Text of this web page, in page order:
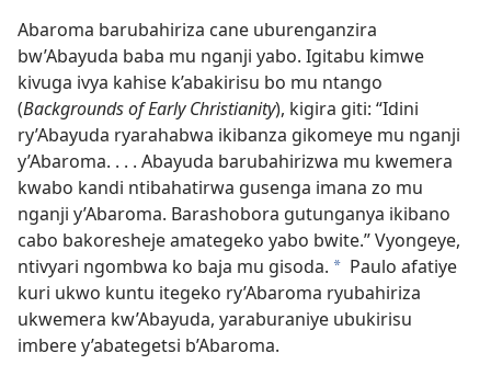
Abaroma barubahiriza cane uburenganzira
bw’Abayuda baba mu nganji yabo. Igitabu kimwe
kivuga ivya kahise k’abakirisu bo mu ntango
(Backgrounds of Early Christianity), kigira giti: “Idini
ry’Abayuda ryarahabwa ikibanza gikomeye mu nganji
y’Abaroma. . . . Abayuda barubahirizwa mu kwemera
kwabo kandi ntibahatirwa gusenga imana zo mu
nganji y’Abaroma. Barashobora gutunganya ikibano
cabo bakoresheje amategeko yabo bwite.” Vyongeye,
ntivyari ngombwa ko baja mu gisoda. a Paulo afatiye
kuri ukwo kuntu itegeko ry’Abaroma ryubahiriza
ukwemera kw’Abayuda, yaraburaniye ubukirisu
imbere y’abategetsi b’Abaroma.